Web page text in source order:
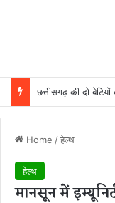
Home /हेल्थ
हेल्थ
मानसून में